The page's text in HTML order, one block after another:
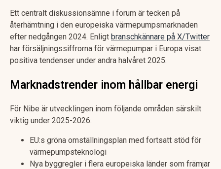
Ett centralt diskussionsämne i forum är tecken på
återhämtning i den europeiska värmepumpsmarknaden
efter nedgången 2024. Enligt branschkännare på X/Twitter
har försäljningssiffrorna för värmepumpar i Europa visat
positiva tendenser under andra halvåret 2025.
Marknadstrender inom hållbar energi
För Nibe är utvecklingen inom följande områden särskilt
viktig under 2025-2026:
EU:s gröna omställningsplan med fortsatt stöd för
värmepumpsteknologi
Nya byggregler i flera europeiska länder som främjar